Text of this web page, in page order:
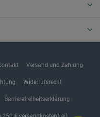
Versand und Zahlung
Widerrufsrecht
Barrierefreiheitserklärung